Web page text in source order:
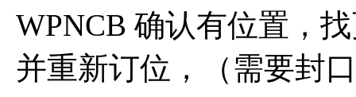
WPNCB 确认有位置，
并重新订位，（需要封